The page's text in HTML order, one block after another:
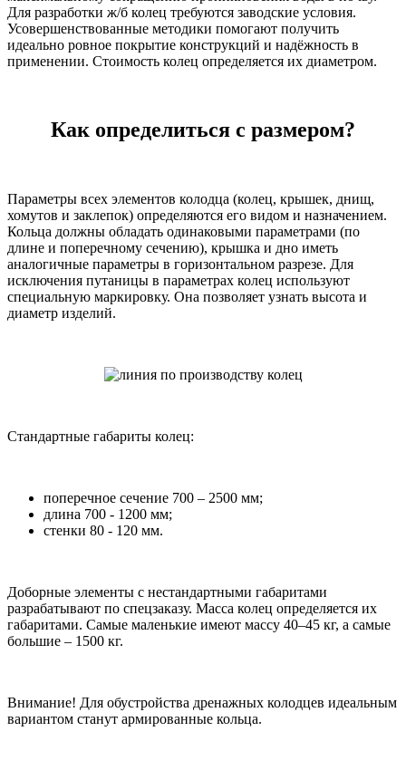
Для разработки ж/б колец требуются заводские условия.
Усовершенствованные методики помогают получить
идеально ровное покрытие конструкций и надёжность в
применении. Стоимость колец определяется их диаметром.
Как определиться с размером?
Параметры всех элементов колодца (колец, крышек, днищ,
хомутов и заклепок) определяются его видом и назначением.
Кольца должны обладать одинаковыми параметрами (по
длине и поперечному сечению), крышка и дно иметь
аналогичные параметры в горизонтальном разрезе. Для
исключения путаницы в параметрах колец используют
специальную маркировку. Она позволяет узнать высота и
диаметр изделий.
Стандартные габариты колец:
поперечное сечение 700 – 2500 мм;
длина 700 - 1200 мм;
стенки 80 - 120 мм.
Доборные элементы с нестандартными габаритами
разрабатывают по спецзаказу. Масса колец определяется их
габаритами. Самые маленькие имеют массу 40–45 кг, а самые
большие – 1500 кг.
Внимание! Для обустройства дренажных колодцев идеальным
вариантом станут армированные кольца.